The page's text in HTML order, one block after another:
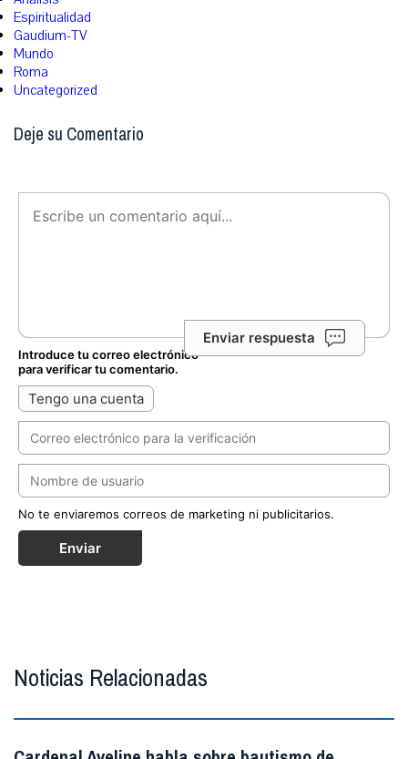
Espiritualidad
Gaudium-TV
Mundo
Roma
Uncategorized
Deje su Comentario
Enviar respuesta
Introduce tu correo electrónico
para verificar tu comentario.
Tengo una cuenta
No te enviaremos correos de marketing ni publicitarios.
Enviar
Noticias Relacionadas